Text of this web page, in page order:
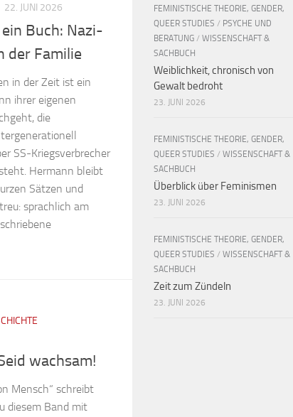
22. JUNI 2026
Buch: Nazi-
der Familie
in der Zeit ist ein
ihrer eigenen
die
SS-Kriegsverbrecher
Hermann bleibt
Sätzen und
sprachlich am
wachsam!
Mensch“ schreibt
diesem Band mit
FEMINISTISCHE THEORIE, GENDER,
QUEER STUDIES / PSYCHE UND
BERATUNG / WISSENSCHAFT &
SACHBUCH
Weiblichkeit, chronisch von
Gewalt bedroht
23. JUNI 2026
FEMINISTISCHE THEORIE, GENDER,
QUEER STUDIES / WISSENSCHAFT &
SACHBUCH
Überblick über Feminismen
23. JUNI 2026
FEMINISTISCHE THEORIE, GENDER,
QUEER STUDIES / WISSENSCHAFT &
SACHBUCH
Zeit zum Zündeln
23. JUNI 2026